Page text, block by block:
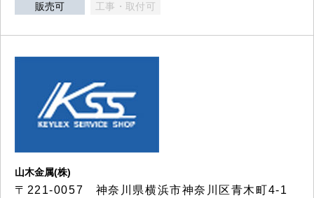
販売可 工事・取付可
山木金属(株)
〒221-0057 神奈川県横浜市神奈川区青木町4-1